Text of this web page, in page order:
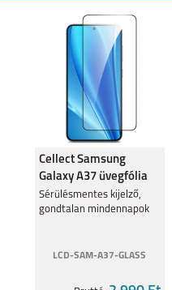
GALAXY S21 ULTRA
GALAXY NOTE 20
GALAXY NOTE 20
Cellect Samsung
Galaxy A37 üvegfólia
Sérülésmentes kijelző,
gondtalan mindennapok
LCD-SAM-A37-GLASS